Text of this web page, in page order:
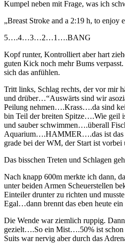
Kumpel neben mit Frage, was ich
„Breast Stroke and a 2:19 h, to enjoy
5….4…3…2…1….BANG
Kopf runter, Kontrolliert aber hart
guten Kick noch mehr Bums
sich das anfühlen.
Tritt links, Schlag rechts, der vor mir
und drüber…“Auswärts sind wir
Peilung nehmen….Krass….da sind
bin Teil der breiten Spitze….Wie geil
und sauber schwimmen….überall
Aquarium….HAMMER….das ist das
grade bei der WM, der Start ist
Das bisschen Treten und Schlagen
Nach knapp 600m merkte ich dann,
unter beiden Armen Scheuerstellen
Einteiler drunter zu richten und
Egal…dann brennt das eben heute ein
Die Wende war ziemlich ruppig.
gezielt….So ein Mist….50% ist schon
Suits war nervig aber durch das